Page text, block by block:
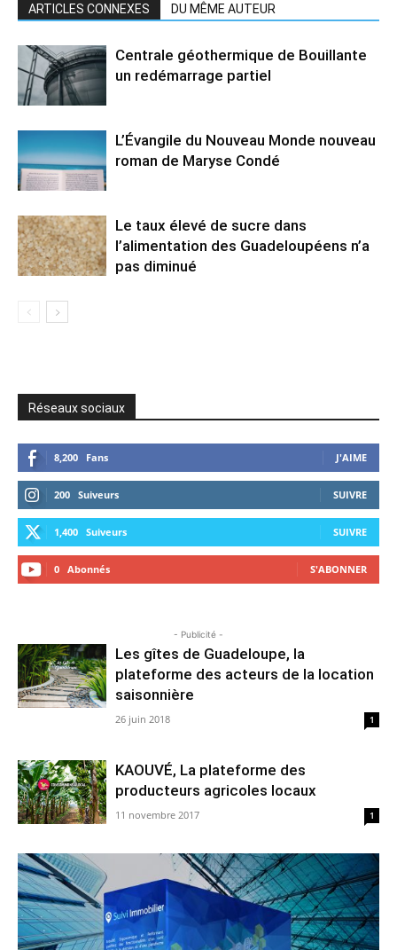
ARTICLES CONNEXES DU MÊME AUTEUR
Centrale géothermique de Bouillante
un redémarrage partiel
L’Évangile du Nouveau Monde nouveau
roman de Maryse Condé
Le taux élevé de sucre dans
l’alimentation des Guadeloupéens n’a
pas diminué
Réseaux sociaux
8,200 Fans J'AIME
200 Suiveurs SUIVRE
1,400 Suiveurs SUIVRE
0 Abonnés S'ABONNER
- Publicité -
Les gîtes de Guadeloupe, la
plateforme des acteurs de la location
saisonnière
26 juin 2018 1
KAOUVÉ, La plateforme des
producteurs agricoles locaux
11 novembre 2017 1